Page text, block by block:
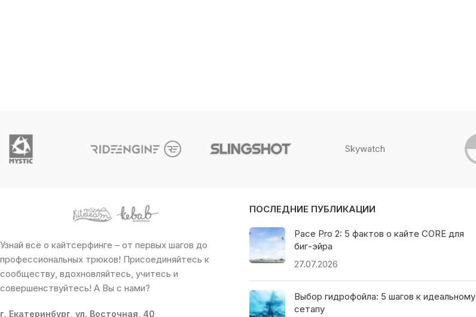
Skywatch
Узнай всё о кайтсерфинге – от первых шагов до
профессиональных трюков! Присоединяйтесь к
сообществу, вдохновляйтесь, учитесь и
совершенствуйтесь! А Вы с нами?
г. Екатеринбург, ул. Восточная, 40
ПОСЛЕДНИЕ ПУБЛИКАЦИИ
Pace Pro 2: 5 фактов о кайте CORE для
биг-эйра
27.07.2026
Выбор гидрофойла: 5 шагов к идеальному
сетапу